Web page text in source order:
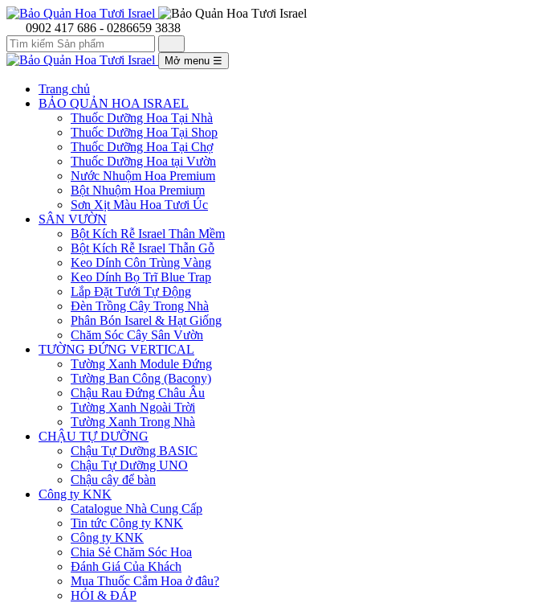
0902 417 686 - 0286659 3838
Mở menu ☰
Trang chủ
BẢO QUẢN HOA ISRAEL
Thuốc Dưỡng Hoa Tại Nhà
Thuốc Dưỡng Hoa Tại Shop
Thuốc Dưỡng Hoa Tại Chợ
Thuốc Dưỡng Hoa tại Vườn
Nước Nhuộm Hoa Premium
Bột Nhuộm Hoa Premium
Sơn Xịt Màu Hoa Tươi Úc
SÂN VƯỜN
Bột Kích Rễ Israel Thân Mềm
Bột Kích Rễ Israel Thẫn Gỗ
Keo Dính Côn Trùng Vàng
Keo Dính Bọ Trĩ Blue Trap
Lắp Đặt Tưới Tự Động
Đèn Trồng Cây Trong Nhà
Phân Bón Isarel & Hạt Giống
Chăm Sóc Cây Sân Vườn
TƯỜNG ĐỨNG VERTICAL
Tường Xanh Module Đứng
Tường Ban Công (Bacony)
Chậu Rau Đứng Châu Âu
Tường Xanh Ngoài Trời
Tường Xanh Trong Nhà
CHẬU TỰ DƯỠNG
Chậu Tự Dưỡng BASIC
Chậu Tự Dưỡng UNO
Chậu cây để bàn
Công ty KNK
Catalogue Nhà Cung Cấp
Tin tức Công ty KNK
Công ty KNK
Chia Sẻ Chăm Sóc Hoa
Đánh Giá Của Khách
Mua Thuốc Cắm Hoa ở đâu?
HỎI & ĐÁP